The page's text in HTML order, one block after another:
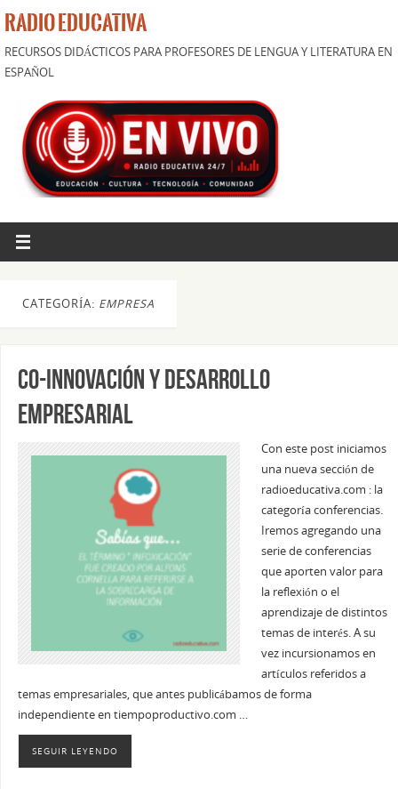
RADIO EDUCATIVA
RECURSOS DIDÁCTICOS PARA PROFESORES DE LENGUA Y LITERATURA EN
ESPAÑOL
CATEGORÍA: EMPRESA
Co-innovación y desarrollo
empresarial
Con este post iniciamos
una nueva sección de
radioeducativa.com : la
categoría conferencias.
Iremos agregando una
serie de conferencias
que aporten valor para
la reflexión o el
aprendizaje de distintos
temas de interés. A su
vez incursionamos en
artículos referidos a
temas empresariales, que antes publicábamos de forma
independiente en tiempoproductivo.com …
SEGUIR LEYENDO